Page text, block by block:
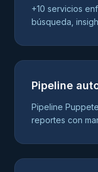
+10 servicios
búsqueda,
Pipeline
Pipeline
reportes con